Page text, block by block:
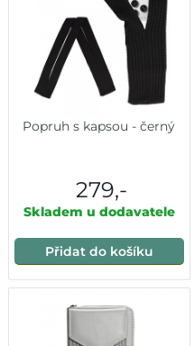
Popruh s kapsou - černý
279,-
Skladem u dodavatele
Přidat do košíku